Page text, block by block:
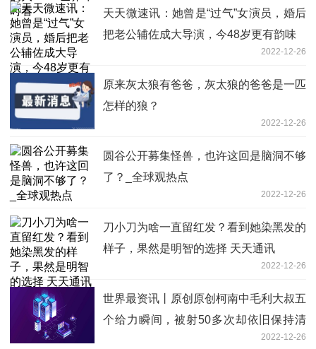
天天微速讯：她曾是“过气”女演员，婚后
把老公辅佐成大导演，今48岁更有韵味
2022-12-26
原来灰太狼有爸爸，灰太狼的爸爸是一匹
怎样的狼？
2022-12-26
圆谷公开募集怪兽，也许这回是脑洞不够
了？_全球观热点
2022-12-26
刀小刀为啥一直留红发？看到她染黑发的
样子，果然是明智的选择 天天通讯
2022-12-26
世界最资讯丨原创原创柯南​中毛利大叔五
个给力瞬间，被射50多次却依旧保持清
2022-12-26